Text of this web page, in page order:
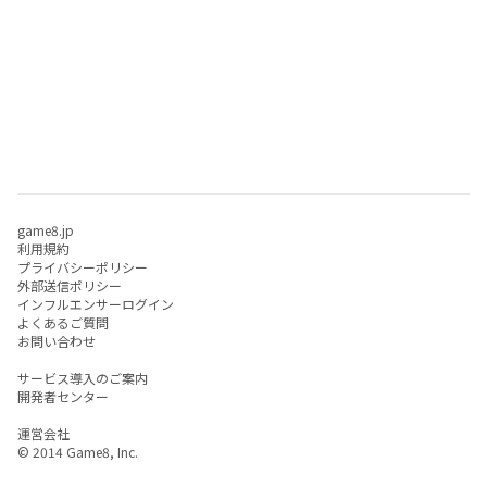
game8.jp
利用規約
プライバシーポリシー
外部送信ポリシー
インフルエンサーログイン
よくあるご質問
お問い合わせ
サービス導入のご案内
開発者センター
運営会社
© 2014 Game8, Inc.